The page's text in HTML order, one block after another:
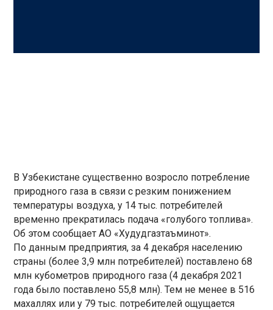
В Узбекистане существенно возросло потребление
природного газа в связи с резким понижением
температуры воздуха, у 14 тыс. потребителей
временно прекратилась подача «голубого топлива».
Об этом сообщает АО «Худудгазтаъминот».
По данным предприятия, за 4 декабря населению
страны (более 3,9 млн потребителей) поставлено 68
млн кубометров природного газа (4 декабря 2021
года было поставлено 55,8 млн). Тем не менее в 516
махаллях или у 79 тыс. потребителей ощущается